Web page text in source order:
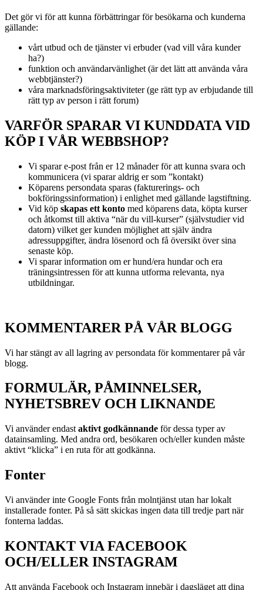
Det gör vi för att kunna förbättringar för besökarna och kunderna
gällande:
vårt utbud och de tjänster vi erbuder (vad vill våra kunder
ha?)
funktion och användarvänlighet (är det lätt att använda våra
webbtjänster?)
våra marknadsföringsaktiviteter (ge rätt typ av erbjudande till
rätt typ av person i rätt forum)
VARFÖR SPARAR VI KUNDDATA VID
KÖP I VÅR WEBBSHOP?
Vi sparar e-post från er 12 månader för att kunna svara och
kommunicera (vi sparar aldrig er som ”kontakt)
Köparens persondata sparas (fakturerings- och
bokföringssinformation) i enlighet med gällande lagstiftning.
Vid köp skapas ett konto med köparens data, köpta kurser
och åtkomst till aktiva “när du vill-kurser” (självstudier vid
datorn) vilket ger kunden möjlighet att själv ändra
adressuppgifter, ändra lösenord och få översikt över sina
senaste köp.
Vi sparar information om er hund/era hundar och era
träningsintressen för att kunna utforma relevanta, nya
utbildningar.
KOMMENTARER PÅ VÅR BLOGG
Vi har stängt av all lagring av persondata för kommentarer på vår
blogg.
FORMULÄR, PÅMINNELSER,
NYHETSBREV OCH LIKNANDE
Vi använder endast aktivt godkännande för dessa typer av
datainsamling. Med andra ord, besökaren och/eller kunden måste
aktivt “klicka” i en ruta för att godkänna.
Fonter
Vi använder inte Google Fonts från molntjänst utan har lokalt
installerade fonter. På så sätt skickas ingen data till tredje part när
fonterna laddas.
KONTAKT VIA FACEBOOK
OCH/ELLER INSTAGRAM
Att använda Facebook och Instagram innebär i dagsläget att dina